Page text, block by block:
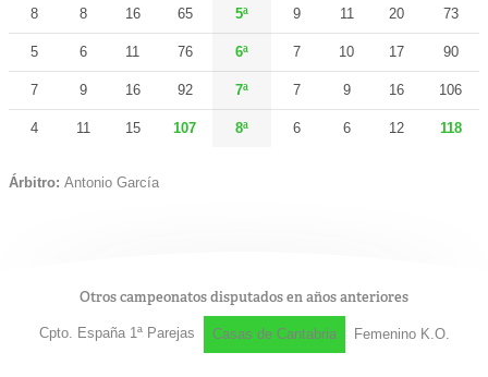
8 8 16 65 5ª 9 11 20 73
5 6 11 76 6ª 7 10 17 90
7 9 16 92 7ª 7 9 16 106
4 11 15 107 8ª 6 6 12 118
Árbitro: Antonio García
Otros campeonatos disputados en años anteriores
Cpto. España 1ª Parejas Casas de Cantabria Femenino K.O.